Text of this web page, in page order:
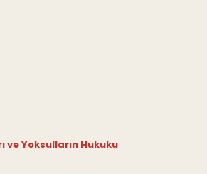
ve Yoksulların Hukuku